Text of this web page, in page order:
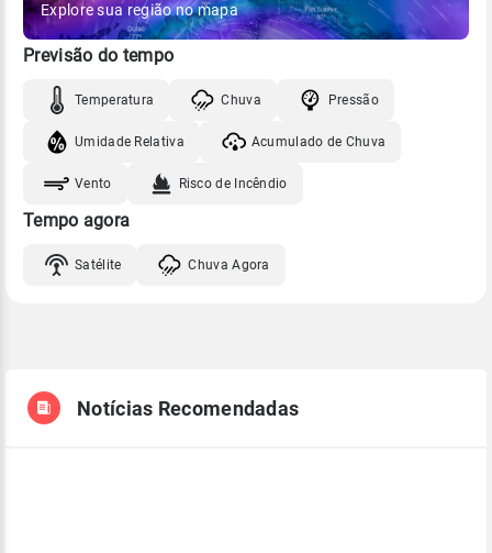
Explore sua região no mapa
Previsão do tempo
Temperatura Chuva Pressão
Umidade Relativa Acumulado de Chuva
Vento Risco de Incêndio
Tempo agora
Satélite Chuva Agora
Notícias Recomendadas